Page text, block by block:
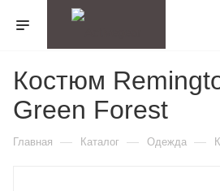
Костюм
Green Forest
Главная — Каталог — Одежда —